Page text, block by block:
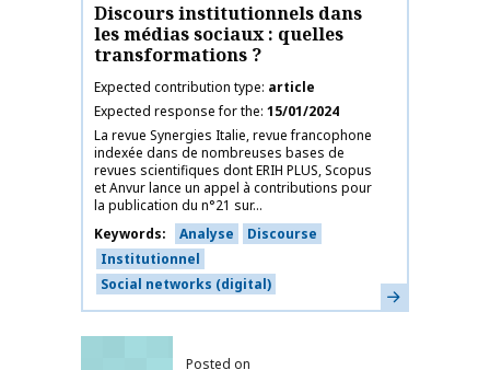
Discours institutionnels dans
les médias sociaux : quelles
transformations ?
Expected contribution type article
Expected response for the 15/01/2024
La revue Synergies Italie, revue francophone
indexée dans de nombreuses bases de
revues scientifiques dont ERIH PLUS, Scopus
et Anvur lance un appel à contributions pour
la publication du n°21 sur...
Keywords
Analyse
Discourse
Institutionnel
Social networks (digital)
Learn more
Posted on